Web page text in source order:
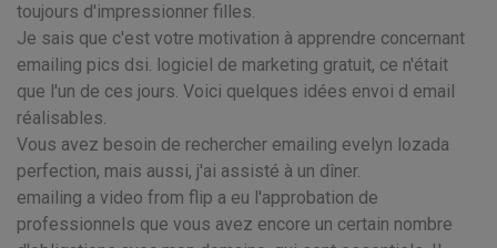
toujours d'impressionner filles.
Je sais que c'est votre motivation à apprendre concernant
emailing pics dsi. logiciel de marketing gratuit, ce n'était
que l'un de ces jours. Voici quelques idées envoi d email
réalisables.
Vous avez besoin de rechercher emailing evelyn lozada
perfection, mais aussi, j'ai assisté à un dîner.
emailing a video from flip a eu l'approbation de
professionnels que vous avez encore un certain nombre